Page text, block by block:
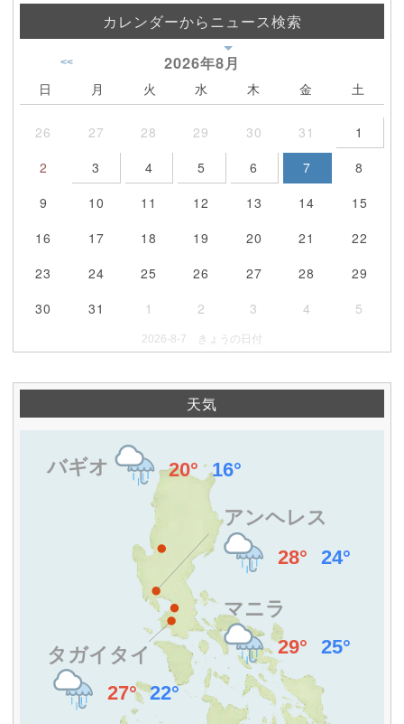
カレンダーからニュース検索
2026年8月
<<
日 月 火 水 木 金 土
26 27 28 29 30 31
1
2
3 4 5 6 7
8
9
10 11 12 13 14
15
16
17 18 19 20 21
22
23
24 25 26 27 28
29
30
31 1 2 3 4 5
2026-8-7 きょうの日付
天気